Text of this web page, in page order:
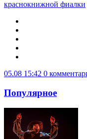
краснокнижной фиалки
05.08 15:42 0
Популярное